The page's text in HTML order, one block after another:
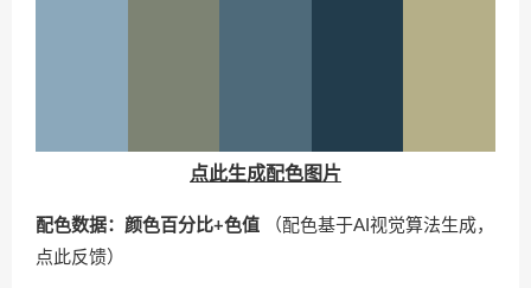
点此生成配色图片
配色数据：颜色百分比+色值 （配色基于AI视觉算法生成，
点此反馈）